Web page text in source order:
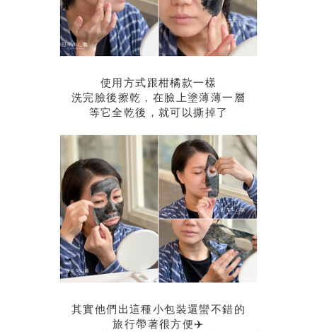
使用方式跟柑橘款一樣
洗完臉後擦乾，在臉上塗薄薄一層
等它全乾後，就可以撕掉了
其實他們出這種小包裝還蠻不錯的
旅行帶著很方便✈️